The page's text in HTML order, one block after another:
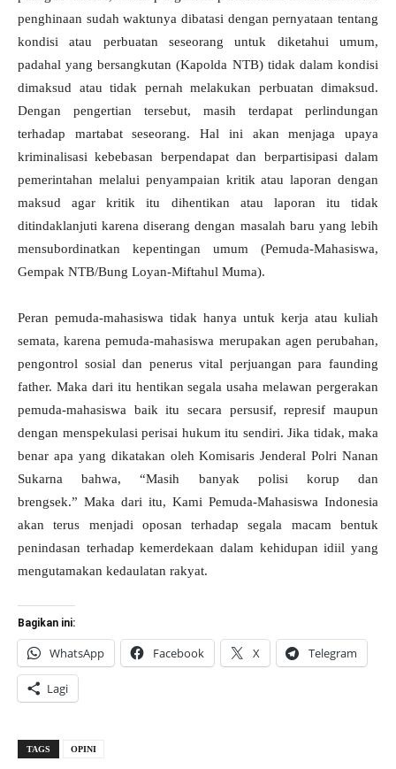
penghinaan sudah waktunya dibatasi dengan pernyataan tentang
kondisi atau perbuatan seseorang untuk diketahui umum,
padahal yang bersangkutan (Kapolda NTB) tidak dalam kondisi
dimaksud atau tidak pernah melakukan perbuatan dimaksud.
Dengan pengertian tersebut, masih terdapat perlindungan
terhadap martabat seseorang. Hal ini akan menjaga upaya
kriminalisasi kebebasan berpendapat dan berpartisipasi dalam
pemerintahan melalui penyampaian kritik atau laporan dengan
maksud agar kritik itu dihentikan atau laporan itu tidak
ditindaklanjuti karena diserang dengan masalah baru yang lebih
mensubordinatkan kepentingan umum (Pemuda-Mahasiswa,
Gempak NTB/Bung Loyan-Miftahul Muma).
Peran pemuda-mahasiswa tidak hanya untuk kerja atau kuliah
semata, karena pemuda-mahasiswa merupakan agen perubahan,
pengontrol sosial dan penerus vital perjuangan para faunding
father. Maka dari itu hentikan segala usaha melawan pergerakan
pemuda-mahasiswa baik itu secara persusif, represif maupun
dengan menspekulasi perisai hukum itu sendiri. Jika tidak, maka
benar apa yang dikatakan oleh Komisaris Jenderal Polri Nanan
Sukarna bahwa, “Masih banyak polisi korup dan
brengsek.” Maka dari itu, Kami Pemuda-Mahasiswa Indonesia
akan terus menjadi oposan terhadap segala macam bentuk
penindasan terhadap kemerdekaan dalam kehidupan idiil yang
mengutamakan kedaulatan rakyat.
Bagikan ini:
WhatsApp Facebook X Telegram
Lagi
TAGS OPINI